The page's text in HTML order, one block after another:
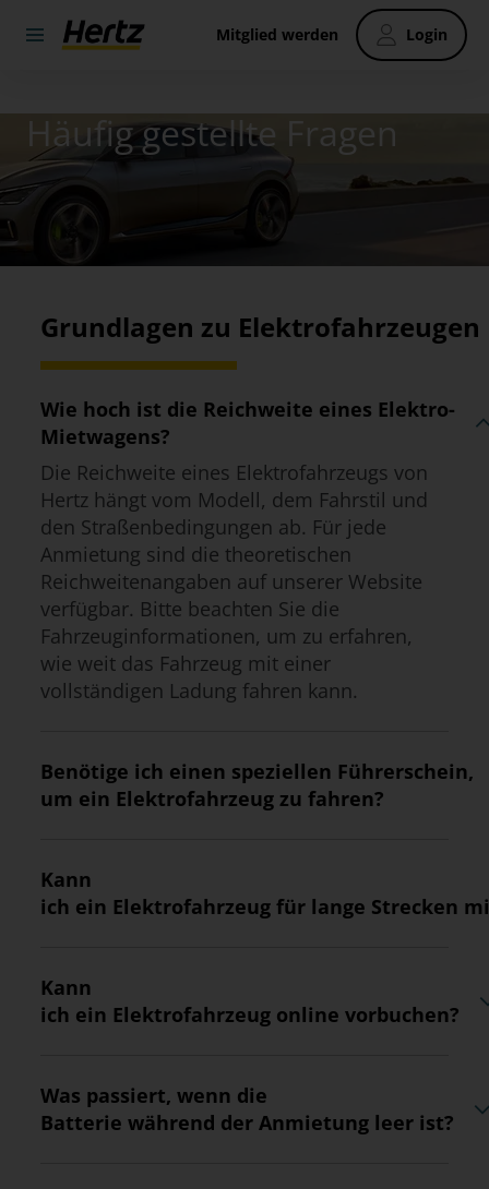
Mitglied werden Login
Häufig gestellte Fragen
Grundlagen zu Elektrofahrzeugen
Wie hoch ist die Reichweite eines Elektro-
Mietwagens?
Die Reichweite eines Elektrofahrzeugs von
Hertz hängt vom Modell, dem Fahrstil und
den Straßenbedingungen ab. Für jede
Anmietung sind die theoretischen
Reichweitenangaben auf unserer Website
verfügbar. Bitte beachten Sie die
Fahrzeuginformationen, um zu erfahren,
wie weit das Fahrzeug mit einer
vollständigen Ladung fahren kann.
Benötige ich einen speziellen Führerschein,
um ein Elektrofahrzeug zu fahren?
Kann
ich ein Elektrofahrzeug für lange Strecken
Kann
ich ein Elektrofahrzeug online vorbuchen?
Was passiert, wenn die
Batterie während der Anmietung leer ist?